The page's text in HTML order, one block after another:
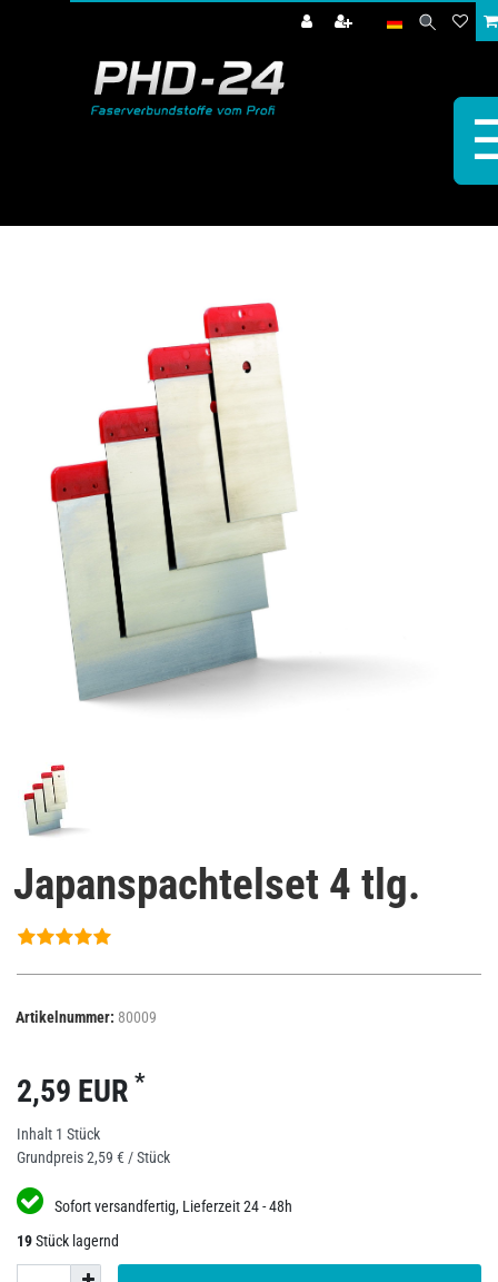
Japanspachtelset 4 tlg.
Artikelnummer: 80009
2,59 EUR *
Inhalt 1 Stück
Grundpreis2,59 € / Stück
Sofort versandfertig, Lieferzeit 24 - 48h
19Stück lagernd